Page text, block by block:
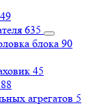
49
635
блока 90
45
агрегатов 5